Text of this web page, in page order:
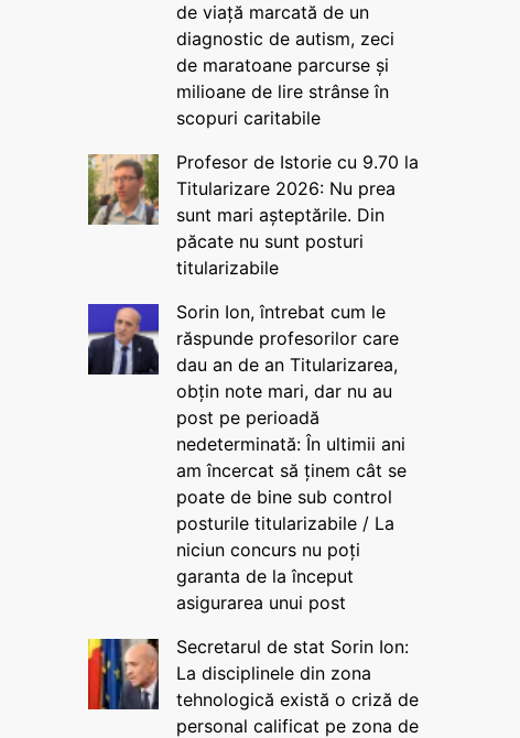
de viață marcată de un
diagnostic de autism, zeci
de maratoane parcurse și
milioane de lire strânse în
scopuri caritabile
Profesor de Istorie cu 9.70 la
Titularizare 2026: Nu prea
sunt mari așteptările. Din
păcate nu sunt posturi
titularizabile
Sorin Ion, întrebat cum le
răspunde profesorilor care
dau an de an Titularizarea,
obțin note mari, dar nu au
post pe perioadă
nedeterminată: În ultimii ani
am încercat să ținem cât se
poate de bine sub control
posturile titularizabile / La
niciun concurs nu poți
garanta de la început
asigurarea unui post
Secretarul de stat Sorin Ion:
La disciplinele din zona
tehnologică există o criză de
personal calificat pe zona de